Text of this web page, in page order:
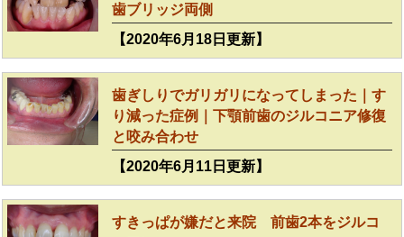
歯ブリッジ両側
【2020年6月18日更新】
歯ぎしりでガリガリになってしまった｜す
り減った症例｜下顎前歯のジルコニア修復
と咬み合わせ
【2020年6月11日更新】
すきっぱが嫌だと来院 前歯2本をジルコ